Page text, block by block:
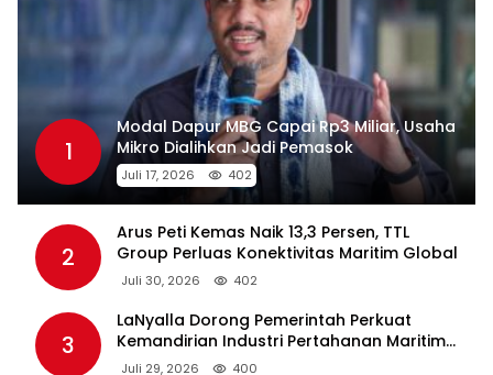
1
Modal Dapur MBG Capai Rp3 Miliar, Usaha
Mikro Dialihkan Jadi Pemasok
Juli 17, 2026 402
2
Arus Peti Kemas Naik 13,3 Persen, TTL
Group Perluas Konektivitas Maritim Global
Juli 30, 2026 402
3
LaNyalla Dorong Pemerintah Perkuat
Kemandirian Industri Pertahanan Maritim
Lewat PT PAL
Juli 29, 2026 400